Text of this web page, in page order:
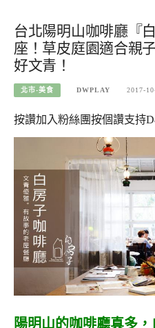
台北陽明山咖啡廳『
座！草皮庭園適合親
好文青！
北市-美食 DWPLAY 2017-
按讚加入粉絲團按個讚支持
陽明山的咖啡廳真多